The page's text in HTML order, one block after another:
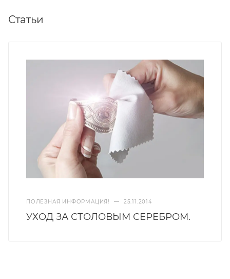
Статьи
ПОЛЕЗНАЯ ИНФОРМАЦИЯ! — 25.11.2014
УХОД ЗА СТОЛОВЫМ СЕРЕБРОМ.